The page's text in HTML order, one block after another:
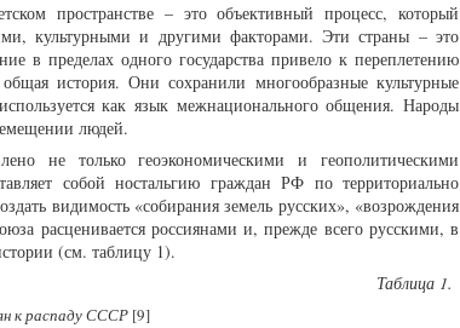
пространстве – это объективный процесс, который
культурными и другими факторами. Эти страны – это
в пределах одного государства привело к переплетению
общая история. Они сохранили многообразные культурные
как язык межнационального общения. Народы
людей.
не только геоэкономическими и геополитическими
собой ностальгию граждан РФ по территориально
видимость «собирания земель русских», «возрождения
расценивается россиянами и, прежде всего русскими, в
(см. таблицу 1).
Таблица 1.
к распаду СССР [9]